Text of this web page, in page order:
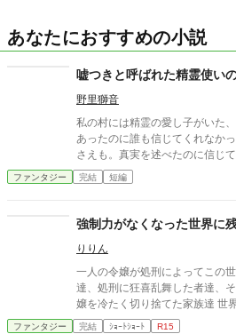
あなたにおすすめの小説
嘘つきと呼ばれた精霊使い
野里獅音
私の村には精霊の愛し子がいた
あったのに誰も信じてくれなか
さえも。真実を述べたのに信じ
が幸せになるまでの物語。
ファンタジー 完結 短編
強制力がなくなった世界に
りりん
一人の令嬢が処刑によってこの世を去った 令嬢
達、処刑に狂喜乱舞した者達、
嬢を冷たく切り捨てた家族達 世界の強制力が解けたその瞬間、そ
ファンタジー 完結 ｼｮｰﾄｼｮｰﾄ R15